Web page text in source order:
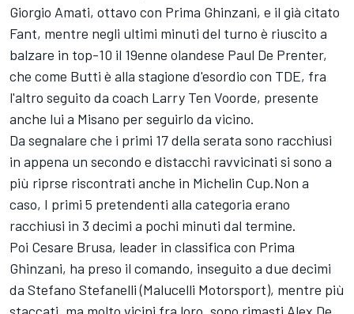
Giorgio Amati, ottavo con Prima Ghinzani, e il già citato
Fant, mentre negli ultimi minuti del turno è riuscito a
balzare in top-10 il 19enne olandese Paul De Prenter,
che come Butti è alla stagione d'esordio con TDE, fra
l'altro seguito da coach Larry Ten Voorde, presente
anche lui a Misano per seguirlo da vicino.
Da segnalare che i primi 17 della serata sono racchiusi
in appena un secondo e distacchi ravvicinati si sono a
più riprse riscontrati anche in Michelin Cup.Non a
caso, I primi 5 pretendenti alla categoria erano
racchiusi in 3 decimi a pochi minuti dal termine.
Poi Cesare Brusa, leader in classifica con Prima
Ghinzani, ha preso il comando, inseguito a due decimi
da Stefano Stefanelli (Malucelli Motorsport), mentre più